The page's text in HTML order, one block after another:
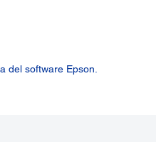
del software Epson.